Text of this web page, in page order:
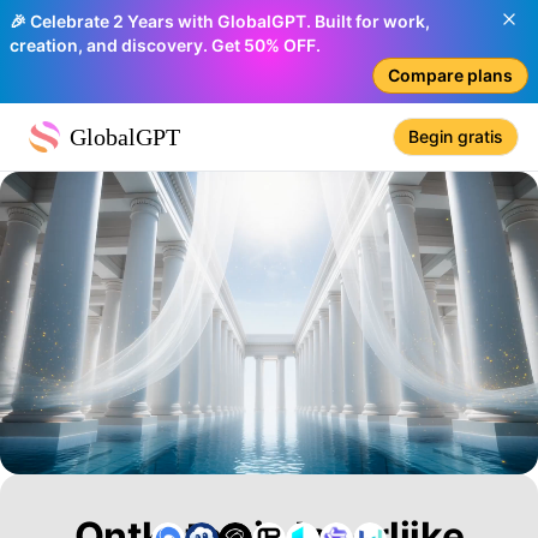
🎉 Celebrate 2 Years with GlobalGPT. Built for work,
creation, and discovery. Get 50% OFF.
Compare plans
GlobalGPT Begin gratis